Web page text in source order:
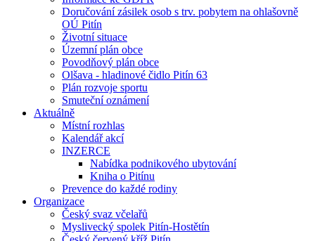
Doručování zásilek osob s trv. pobytem na ohlašovně
OÚ Pitín
Životní situace
Územní plán obce
Povodňový plán obce
Olšava - hladinové čidlo Pitín 63
Plán rozvoje sportu
Smuteční oznámení
Aktuálně
Místní rozhlas
Kalendář akcí
INZERCE
Nabídka podnikového ubytování
Kniha o Pitínu
Prevence do každé rodiny
Organizace
Český svaz včelařů
Myslivecký spolek Pitín-Hostětín